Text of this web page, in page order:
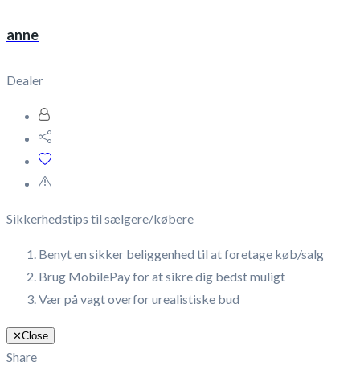
anne
Dealer
Sikkerhedstips til sælgere/købere
Benyt en sikker beliggenhed til at foretage køb/salg
Brug MobilePay for at sikre dig bedst muligt
Vær på vagt overfor urealistiske bud
✕Close
Share